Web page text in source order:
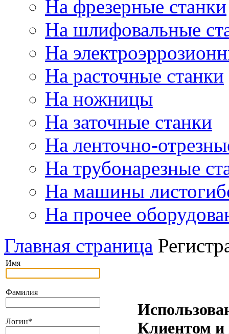
На фрезерные станки
На шлифовальные
На
На расточные станки
На ножницы
На заточные станки
На ленточно-
На трубонарезные
На машины
На прочее
Главная страница
Имя
Фамилия
Логин*
Клиентом и